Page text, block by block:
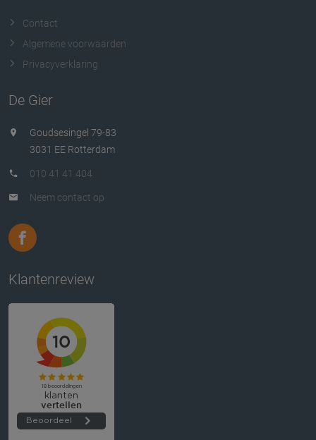
Contact
Algemene voorwaarden
Privacyverklaring
De Gier
Goudsesingel 79-83
3031 EE Rotterdam
010 41 41 404
Neem contact op
Klantenreview